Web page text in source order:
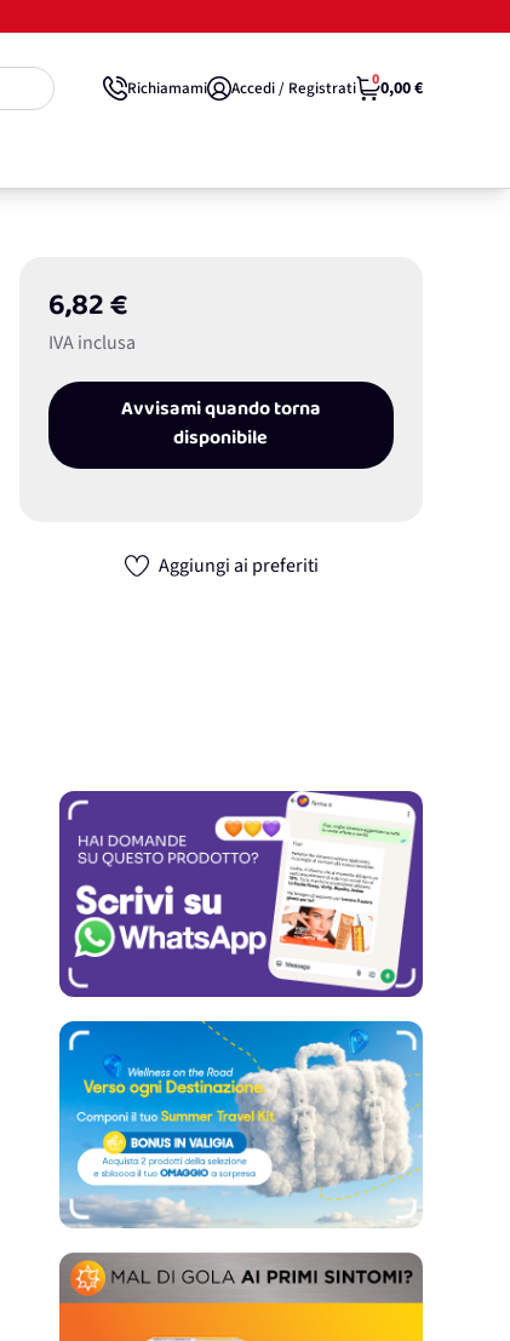
Richiamami Accedi / Registrati 00,00 €
6,82 €
IVA inclusa
Avvisami quando torna
disponibile
Aggiungi ai preferiti